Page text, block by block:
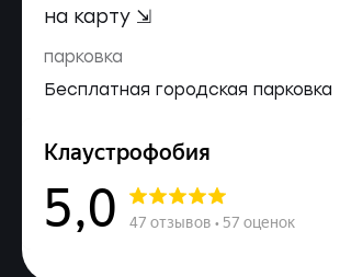
на карту ⇲
парковка
Бесплатная городская парковка